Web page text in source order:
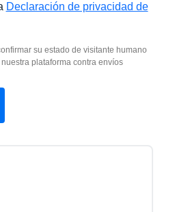
Declaración de privacidad de
su estado de visitante humano
plataforma contra envíos